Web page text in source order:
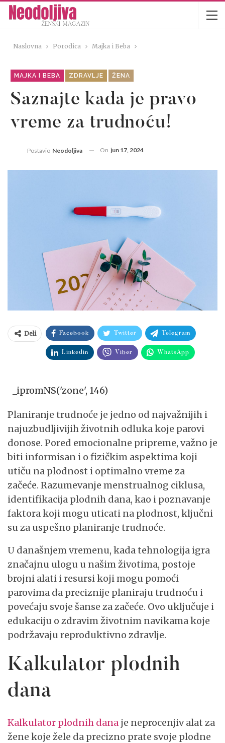
Naslovna Porodica Majka i Beba
MAJKA I BEBA ZDRAVLJE ŽENA
Saznajte kada je pravo
vreme za trudnoću!
Postavio Neodoljiva On jun 17, 2024
Deli Facebook Twitter Telegram
Linkedin Viber WhatsApp
_ipromNS('zone', 146)
Planiranje trudnoće je jedno od najvažnijih i
najuzbudljivijih životnih odluka koje parovi
donose. Pored emocionalne pripreme, važno je
biti informisan i o fizičkim aspektima koji
utiču na plodnost i optimalno vreme za
začeće. Razumevanje menstrualnog ciklusa,
identifikacija plodnih dana, kao i poznavanje
faktora koji mogu uticati na plodnost, ključni
su za uspešno planiranje trudnoće.
U današnjem vremenu, kada tehnologija igra
značajnu ulogu u našim životima, postoje
brojni alati i resursi koji mogu pomoći
parovima da preciznije planiraju trudnoću i
povećaju svoje šanse za začeće. Ovo uključuje i
edukaciju o zdravim životnim navikama koje
podržavaju reproduktivno zdravlje.
Kalkulator plodnih
dana
Kalkulator plodnih dana je neprocenjiv alat za
žene koje žele da precizno prate svoje plodne